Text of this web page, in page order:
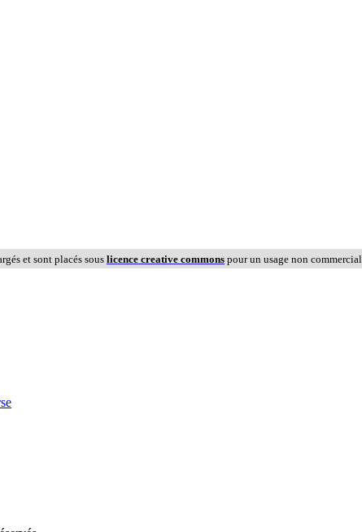
et sont placés sous licence creative commons pour un usage non commercial.